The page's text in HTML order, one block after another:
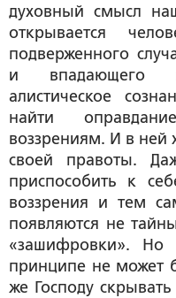
духовный смысл
открывается
подверженного
и впадающего
алистическое
найти
воззрениям. И в ней
своей правоты.
приспособить к
воззрения и тем
появляются не
«зашифровки».
принципе не может
же Господу